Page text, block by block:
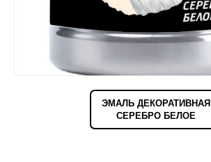
ЭМАЛЬ ДЕКОРАТИВНАЯ
СЕРЕБРО БЕЛОЕ